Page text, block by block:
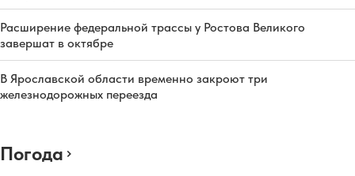
Расширение федеральной трассы у Ростова Великого
завершат в октябре
В Ярославской области временно закроют три
железнодорожных переезда
Погода